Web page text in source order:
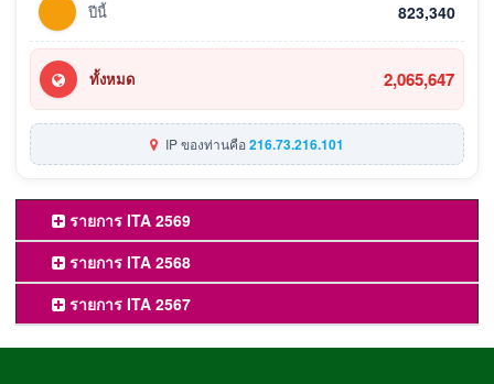
ปีนี้ 823,340
ทั้งหมด 2,065,647
IP ของท่านคือ216.73.216.101
รายการ ITA 2569
รายการ ITA 2568
รายการ ITA 2567